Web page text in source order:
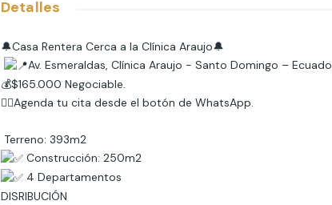
Detalles
🔔Casa Rentera Cerca a la Clínica Araujo🔔
Av. Esmeraldas, Clínica Araujo - Santo Domingo –
💰$165.000 Negociable.
👉🏻Agenda tu cita desde el botón de WhatsApp.
Terreno: 393m2
Construcción: 250m2
4 Departamentos
DISRIBUCIÓN